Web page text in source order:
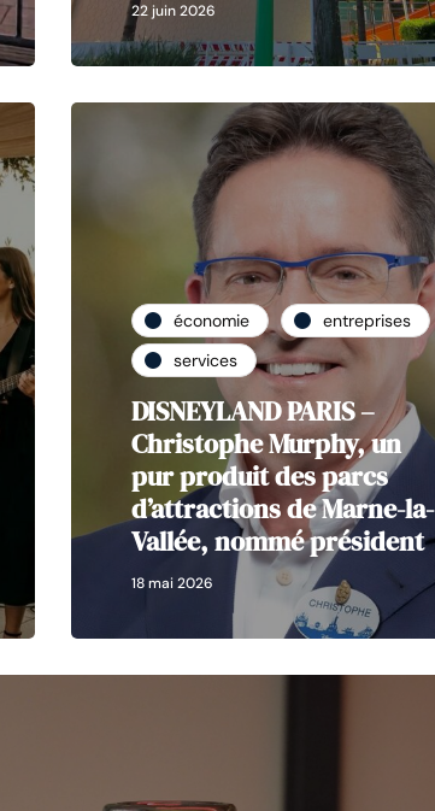
22 juin 2026
économie
entreprises
services
DISNEYLAND PARIS –
Christophe Murphy, un
pur produit des parcs
d’attractions de Marne-la-
Vallée, nommé président
18 mai 2026